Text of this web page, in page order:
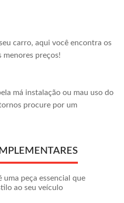
carro, aqui você encontra os
menores preços!
má instalação ou mau uso do
procure por um
uma peça essencial que
ao seu veículo